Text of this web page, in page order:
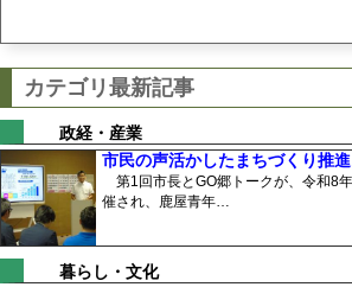
カテゴリ最新記事
政経・産業
市民の声活かしたまちづくり推
第1回市長とGO郷トークが、令和8
催され、鹿屋青年…
暮らし・文化